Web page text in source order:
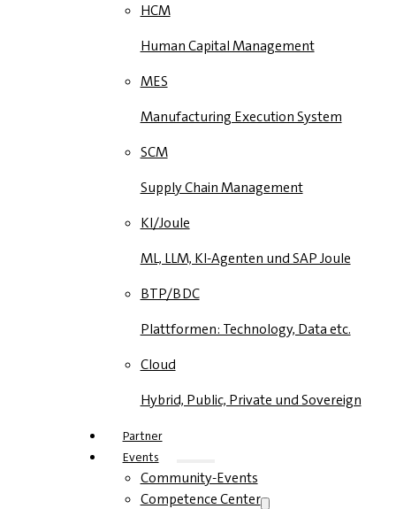
HCM
Human Capital Management
MES
Manufacturing Execution System
SCM
Supply Chain Management
KI/Joule
ML, LLM, KI-Agenten und SAP Joule
BTP/BDC
Plattformen: Technology, Data etc.
Cloud
Hybrid, Public, Private und Sovereign
Partner
Events
Community-Events
Competence Center